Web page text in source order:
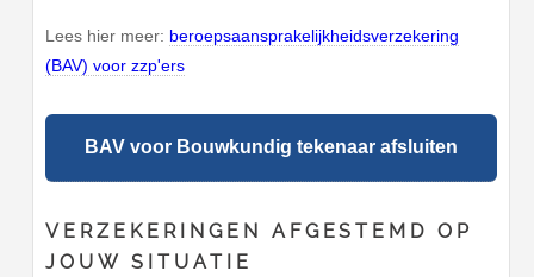
Lees hier meer: beroepsaansprakelijkheidsverzekering
(BAV) voor zzp'ers
BAV voor Bouwkundig tekenaar afsluiten
VERZEKERINGEN AFGESTEMD OP
JOUW SITUATIE